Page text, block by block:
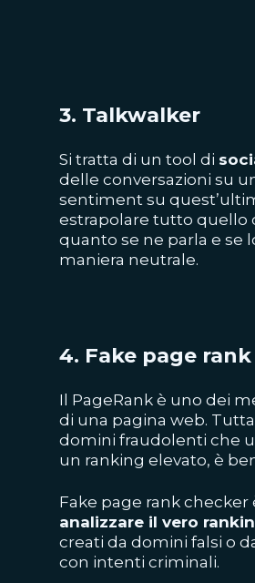
3. Talkwalker
Si tratta di un tool di
delle conversazioni su
sentiment su
estrapolare tutto quello
quanto se ne parla e se
maniera neutrale.
4. Fake page
Il PageRank è uno dei
di una pagina web.
domini fraudolenti che
un ranking elevato, è
Fake page rank
analizzare il vero
creati da domini falsi o
con intenti criminali.